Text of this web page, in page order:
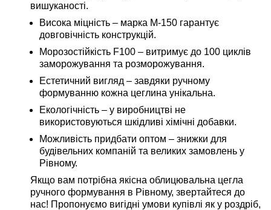
вишуканості.
Висока міцність – марка М-150 гарантує
довговічність конструкцій.
Морозостійкість F100 – витримує до 100 циклів
заморожування та розморожування.
Естетичний вигляд – завдяки ручному
формуванню кожна цеглина унікальна.
Екологічність – у виробництві не
використовуються шкідливі хімічні добавки.
Можливість придбати оптом – знижки для
будівельних компаній та великих замовлень у
Рівному.
Якщо вам потрібна якісна облицювальна цегла
ручного формування в Рівному, звертайтеся до
нас! Пропонуємо вигідні умови купівлі як у роздріб,